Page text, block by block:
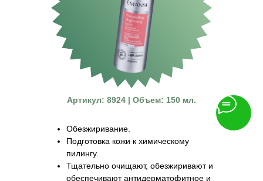
Артикул: 8924 | Объем: 150 мл.
Обезжиривание.
Подготовка кожи к химическому
пилингу.
Тщательно очищают, обезжиривают и
обеспечивают антидерматофитное и